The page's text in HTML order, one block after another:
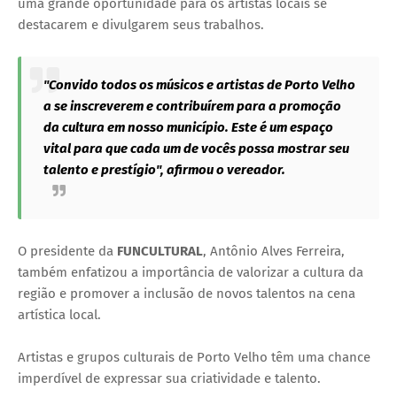
uma grande oportunidade para os artistas locais se
destacarem e divulgarem seus trabalhos.
"Convido todos os músicos e artistas de Porto Velho
a se inscreverem e contribuírem para a promoção
da cultura em nosso município. Este é um espaço
vital para que cada um de vocês possa mostrar seu
talento e prestígio", afirmou o vereador.
O presidente da FUNCULTURAL, Antônio Alves Ferreira,
também enfatizou a importância de valorizar a cultura da
região e promover a inclusão de novos talentos na cena
artística local.
Artistas e grupos culturais de Porto Velho têm uma chance
imperdível de expressar sua criatividade e talento.